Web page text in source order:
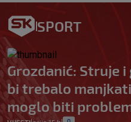
SPORT
Grozdanić: Struje
bi trebalo
moglo biti